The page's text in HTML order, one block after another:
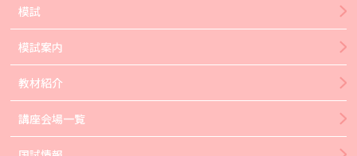
模試
模試案内
教材紹介
講座会場一覧